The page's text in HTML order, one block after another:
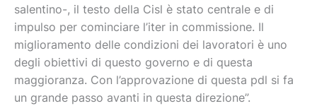
salentino-, il testo della Cisl è stato centrale e di
impulso per cominciare l’iter in commissione. Il
miglioramento delle condizioni dei lavoratori è uno
degli obiettivi di questo governo e di questa
maggioranza. Con l’approvazione di questa pdl si fa
un grande passo avanti in questa direzione”.